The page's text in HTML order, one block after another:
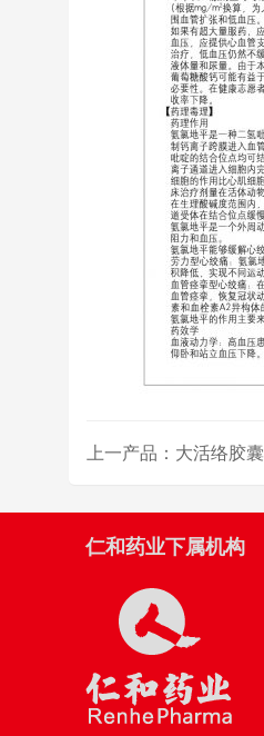
上一产品：大活络胶囊
仁和药业下属机构